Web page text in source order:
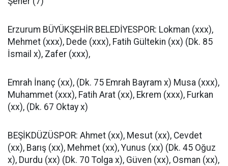
Erzurum BÜYÜKŞEHİR BELEDİYESPOR: Lokman (xxx),
Mehmet (xxx), Dede (xxx), Fatih Gültekin (xx) (Dk. 85
İsmail x), Zafer (xxx),
Emrah İnanç (xx), (Dk. 75 Emrah Bayram x) Musa (xxx),
Muhammet (xxx), Fatih Arat (xx), Ekrem (xxx), Furkan
(xx), (Dk. 67 Oktay x)
BEŞİKDÜZÜSPOR: Ahmet (xx), Mesut (xx), Cevdet
(xx), Barış (xx), Mehmet (xx), Yunus (xx) (Dk. 45 Oğuz
x), Durdu (xx) (Dk. 70 Tolga x), Güven (xx), Osman (xx),